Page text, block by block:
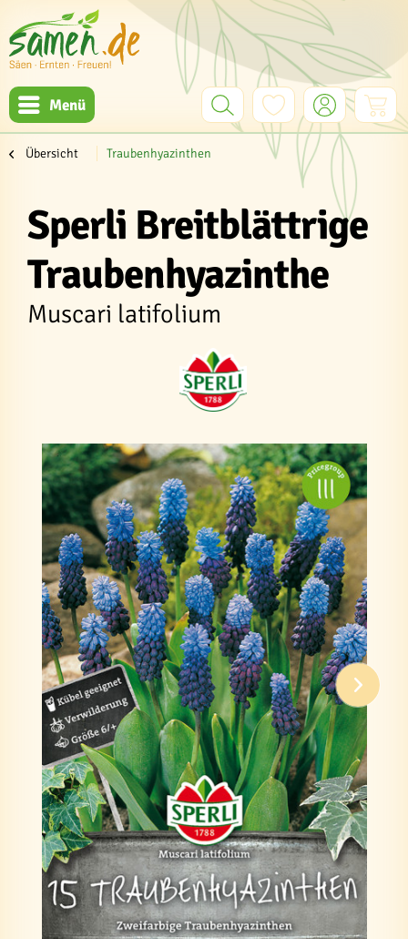
Menü
Übersicht Traubenhyazinthen
Sperli Breitblättrige
Traubenhyazinthe
Muscari latifolium